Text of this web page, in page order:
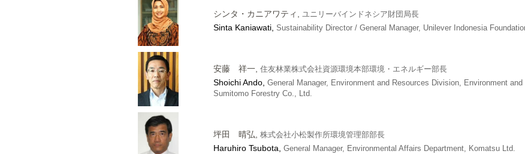
シンタ・カニアワティ, ユニリーバインドネシア財団局長
Sinta Kaniawati, Sustainability Director / General Manager, Unilever Indonesia
安藤 祥一, 住友林業株式会社資源環境本部環境・エネルギー部長
Shoichi Ando, General Manager, Environment and Resources Division, Environment and
Sumitomo Forestry Co., Ltd.
坪田 晴弘, 株式会社小松製作所環境管理部部長
Haruhiro Tsubota, General Manager, Environmental Affairs Department, Komatsu Ltd.